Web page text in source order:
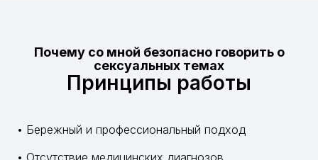
Почему со мной безопасно говорить о
сексуальных темах
Принципы работы
• Бережный и профессиональный подход
• Отсутствие медицинских диагнозов